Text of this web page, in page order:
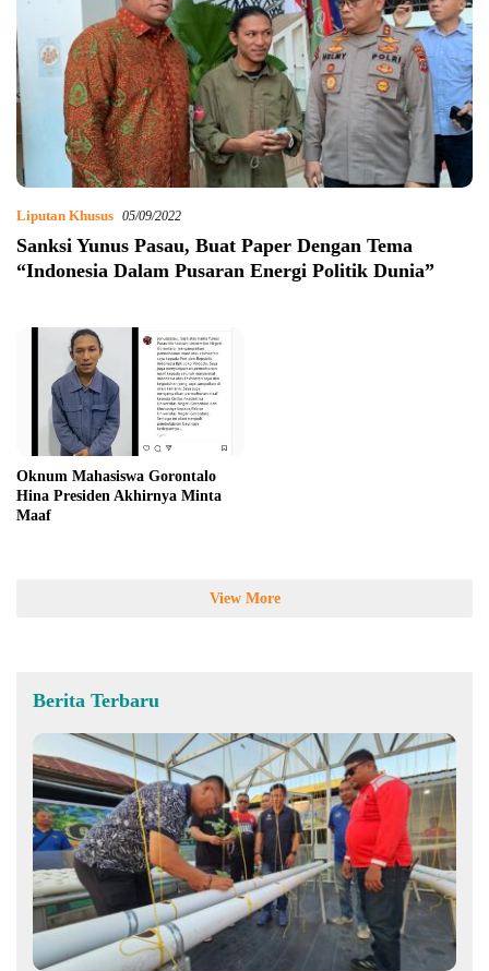
Liputan Khusus 05/09/2022
Sanksi Yunus Pasau, Buat Paper Dengan Tema
“Indonesia Dalam Pusaran Energi Politik Dunia”
Oknum Mahasiswa Gorontalo
Hina Presiden Akhirnya Minta
Maaf
View More
Berita Terbaru